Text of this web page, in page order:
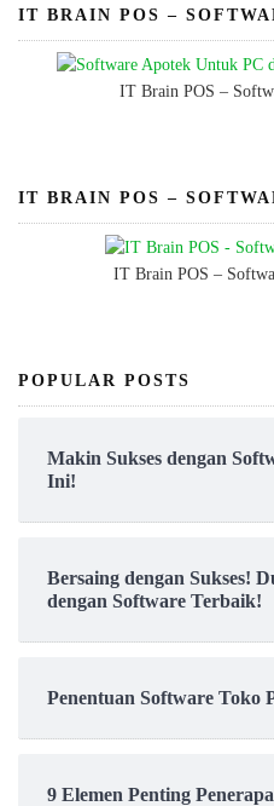
IT BRAIN POS –
IT Brain POS –
IT BRAIN POS –
IT Brain POS –
POPULAR POSTS
Makin Sukses dengan
Ini!
Bersaing dengan Sukses!
dengan Software Terbaik!
Penentuan Software Toko
9 Elemen Penting